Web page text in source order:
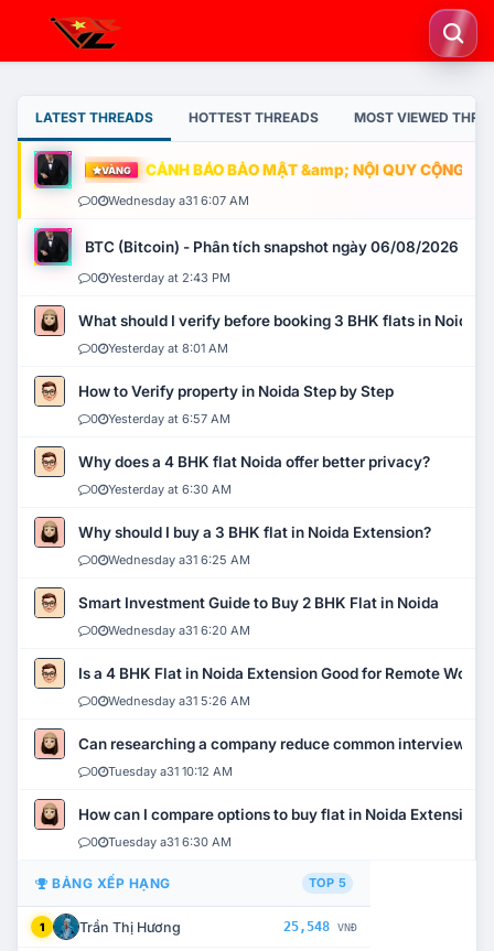
LATEST THREADS HOTTEST THREADS MOST VIEWED
VÀNG CẢNH BÁO BẢO MẬT &amp; NỘI QUY CỘNG
0 Wednesday a31 6:07 AM
BTC (Bitcoin) - Phân tích snapshot ngày 06/08/2026
0 Yesterday at 2:43 PM
What should I verify before booking 3 BHK flats in Noida?
0 Yesterday at 8:01 AM
How to Verify property in Noida Step by Step
0 Yesterday at 6:57 AM
Why does a 4 BHK flat Noida offer better privacy?
0 Yesterday at 6:30 AM
Why should I buy a 3 BHK flat in Noida Extension?
0 Wednesday a31 6:25 AM
Smart Investment Guide to Buy 2 BHK Flat in Noida
0 Wednesday a31 6:20 AM
Is a 4 BHK Flat in Noida Extension Good for Remote Work?
0 Wednesday a31 5:26 AM
Can researching a company reduce common interview
0 Tuesday a31 10:12 AM
How can I compare options to buy flat in Noida Extension?
0 Tuesday a31 6:30 AM
BẢNG XẾP HẠNG TOP 5
1 Trần Thị Hương 25,548 VNĐ